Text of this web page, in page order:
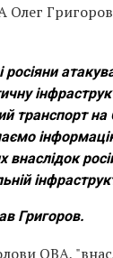
Олег
росіяни
транспорт
внаслідок
Григоров.
ОВА,